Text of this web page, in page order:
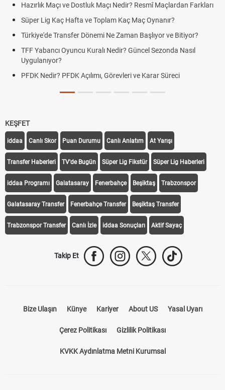
Puan Durumunda AG, OM ve Diğer Kısaltmalar Ne Anlama Gelir?
Skor Ne Demek? Sporda Skor ve Sonuç Kavramları
Futbol Nasıl Oynanır? Temel Futbol Kuralları
Deplasman Golü Kuralı Nedir? Hangi Organizasyonlarda
Uygulanıyor?
DGS Sonuçları Ne Zaman Açıklanacak 2026? ÖSYM Sonuç
KEŞFET
iddaa Canlı Skor Puan Durumu Canlı Anlatım At Yarışı
Transfer Haberleri TV'de Bugün Süper Lig Fikstür Süper Lig Haberleri
iddaa Programı Galatasaray Fenerbahçe Beşiktaş Trabzonspor
Galatasaray Transfer Fenerbahçe Transfer Beşiktaş Transfer
Trabzonspor Transfer Canlı İzle iddaa Sonuçları Aktif Sayaç